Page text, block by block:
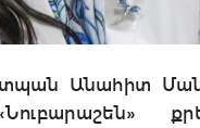
Անահիտ